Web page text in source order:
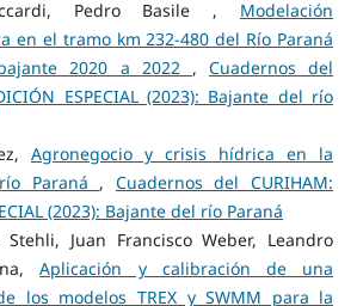
Pedro Basile , Modelación
en el tramo km 232-480 del Río Paraná
2020 a 2022 , Cuadernos del
ESPECIAL (2023): Bajante del río
Agronegocio y crisis hídrica en la
Paraná , Cuadernos del CURIHAM:
(2023): Bajante del río Paraná
Stehli, Juan Francisco Weber, Leandro
Aplicación y calibración de una
los modelos TREX y SWMM para la